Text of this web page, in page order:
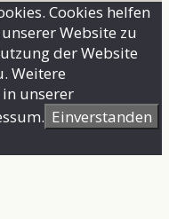
Cookies helfen
Website zu
der Website
Weitere
unserer
Einverstanden